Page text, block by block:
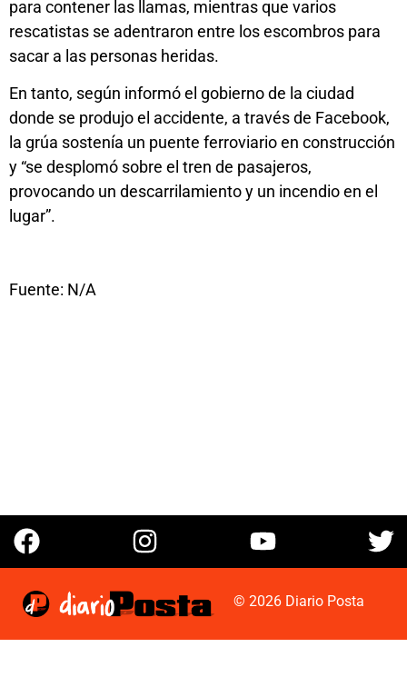
para contener las llamas, mientras que varios
rescatistas se adentraron entre los escombros para
sacar a las personas heridas.
En tanto, según informó el gobierno de la ciudad
donde se produjo el accidente, a través de Facebook,
la grúa sostenía un puente ferroviario en construcción
y “se desplomó sobre el tren de pasajeros,
provocando un descarrilamiento y un incendio en el
lugar”.
Fuente: N/A
© 2026 Diario Posta